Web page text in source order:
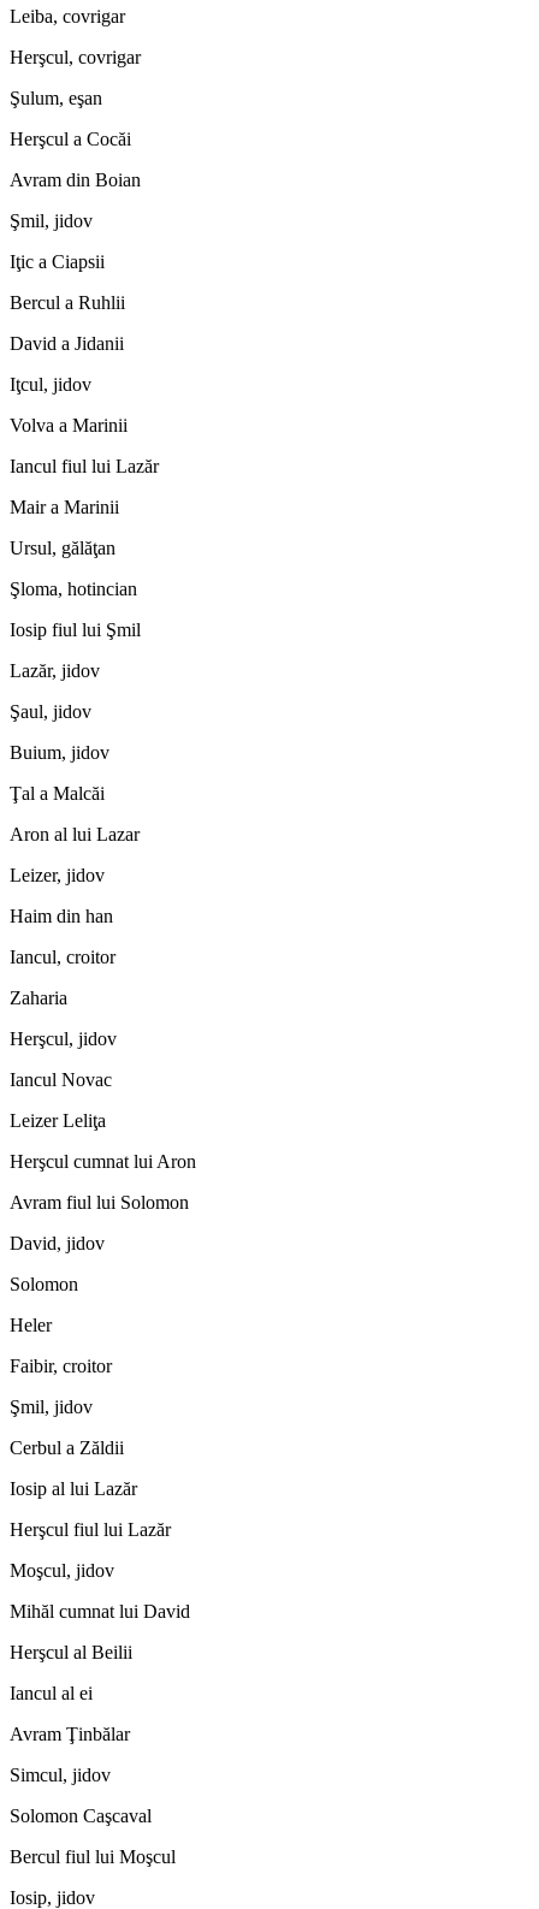
Leiba, covrigar
Herşcul, covrigar
Şulum, eşan
Herşcul a Cocăi
Avram din Boian
Şmil, jidov
Iţic a Ciapsii
Bercul a Ruhlii
David a Jidanii
Iţcul, jidov
Volva a Marinii
Iancul fiul lui Lazăr
Mair a Marinii
Ursul, gălăţan
Şloma, hotincian
Iosip fiul lui Şmil
Lazăr, jidov
Şaul, jidov
Buium, jidov
Ţal a Malcăi
Aron al lui Lazar
Leizer, jidov
Haim din han
Iancul, croitor
Zaharia
Herşcul, jidov
Iancul Novac
Leizer Leliţa
Herşcul cumnat lui Aron
Avram fiul lui Solomon
David, jidov
Solomon
Heler
Faibir, croitor
Şmil, jidov
Cerbul a Zăldii
Iosip al lui Lazăr
Herşcul fiul lui Lazăr
Moşcul, jidov
Mihăl cumnat lui David
Herşcul al Beilii
Iancul al ei
Avram Ţinbălar
Simcul, jidov
Solomon Caşcaval
Bercul fiul lui Moşcul
Iosip, jidov